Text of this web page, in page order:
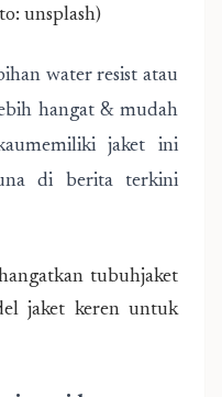
unsplash)
water resist atau
hangat & mudah
jaket ini
di berita terkini
tubuhjaket
jaket keren untuk